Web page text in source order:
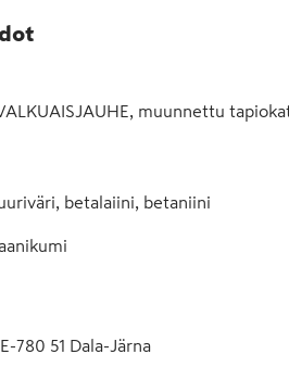
muunnettu
betalaiini, betaniini
780 51 Dala-Järna